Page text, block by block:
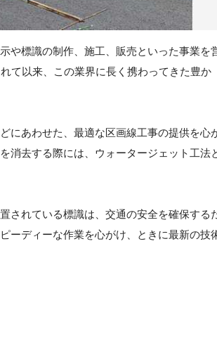
や標識の制作、施工、販売といった事業を
て以来、この業界に長く携わってきた豊か
にあわせた、最適な区画線工事の提供を心
消去する際には、ウォータージェット工法
されている標識は、交通の安全を確保する
ーディーな作業を心がけ、ときに最新の技